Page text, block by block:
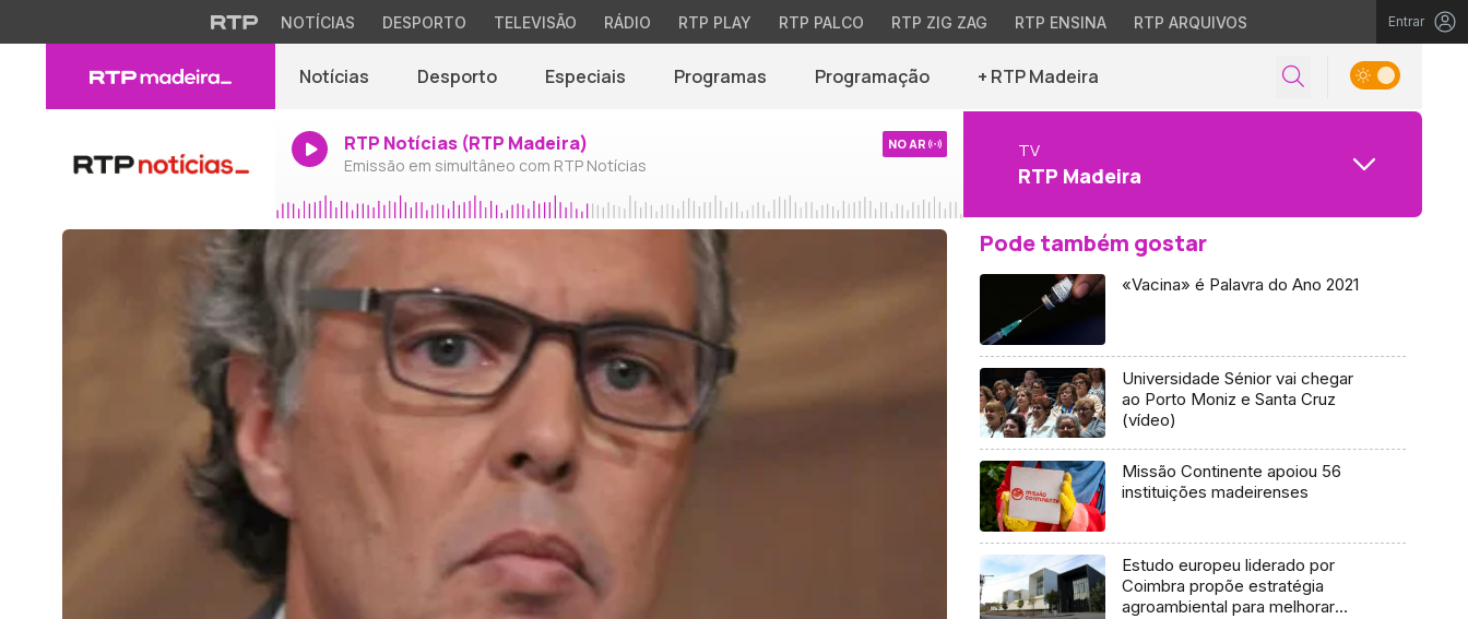
NOTÍCIAS DESPORTO TELEVISÃO RÁDIO RTP PLAY RTP PALCO RTP ZIG ZAG RTP ENSINA RTP ARQUIVOS Entrar
Notícias Desporto Especiais Programas Programação + RTP Madeira
RTP Notícias (RTP Madeira)
Emissão em simultâneo com RTP Notícias
NO AR TV
RTP Madeira
Pode também gostar
«Vacina» é Palavra do Ano 2021
Universidade Sénior vai chegar
ao Porto Moniz e Santa Cruz
(vídeo)
Missão Continente apoiou 56
instituições madeirenses
Estudo europeu liderado por
Coimbra propõe estratégia
agroambiental para melhorar